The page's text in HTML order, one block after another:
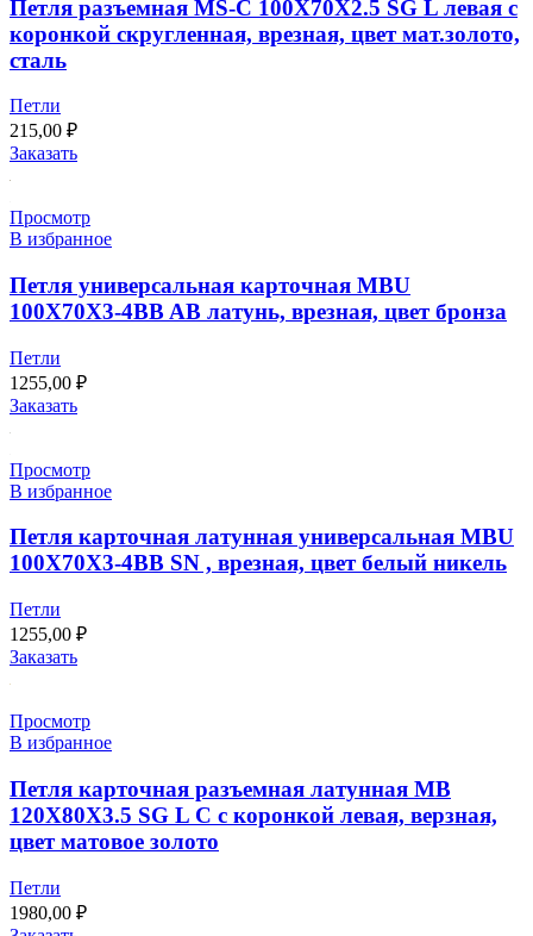
Петля разъемная MS-C 100X70X2.5 SG L левая с
коронкой скругленная, врезная, цвет мат.золото,
сталь
Петли
215,00 ₽
Заказать
Просмотр
В избранное
Петля универсальная карточная MBU
100X70X3-4BB AB латунь, врезная, цвет бронза
Петли
1255,00 ₽
Заказать
Просмотр
В избранное
Петля карточная латунная универсальная MBU
100X70X3-4BB SN , врезная, цвет белый никель
Петли
1255,00 ₽
Заказать
Просмотр
В избранное
Петля карточная разъемная латунная MB
120X80X3.5 SG L C с коронкой левая, верзная,
цвет матовое золото
Петли
1980,00 ₽